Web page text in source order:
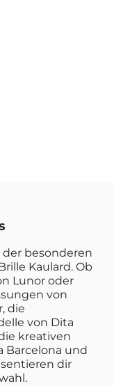
besonderen
Kaulard. Ob
Lunor oder
von
die
von Dita
kreativen
Barcelona und
dir